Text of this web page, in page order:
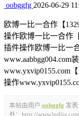
oobggfg 2026-06-29
欧博一比一合作【
操作欧博一比一合作
插件操作欧博一比一
www.aabbgg004.com
www.yxvip0155.com
操作
本帖由用户 oobggfg 发
处： http://